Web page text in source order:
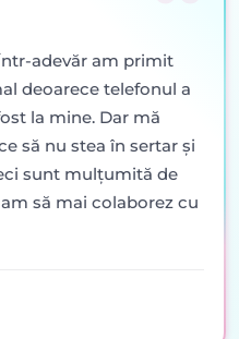
adevăr am primit
deoarece telefonul a
la mine. Dar mă
să nu stea în sertar şi
sunt mulţumită de
să mai colaborez cu